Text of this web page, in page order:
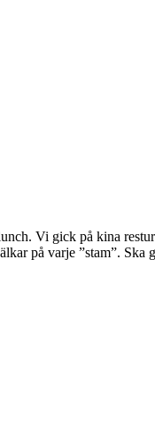
Vi gick på kina
på varje ”stam”. Ska